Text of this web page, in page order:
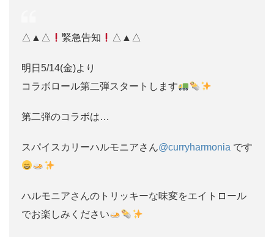
△▲△ 緊急告知 △▲△
明日5/14(金)より
コラボロール第二弾スタートします
第二弾のコラボは…
スパイスカリーハルモニアさん@curryharmonia です
ハルモニアさんのトリッキーな味変をエイトロール
でお楽しみください